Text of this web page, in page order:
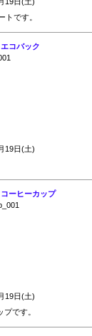
トです。
コバック
19日(土)
ーヒーカップ
19日(土)
です。